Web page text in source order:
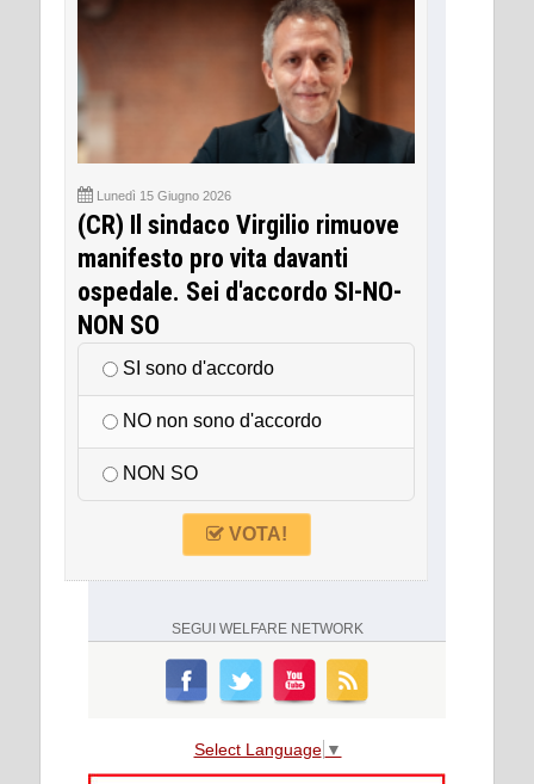
Lunedì 15 Giugno 2026
(CR) Il sindaco Virgilio rimuove
manifesto pro vita davanti
ospedale. Sei d'accordo SI-NO-
NON SO
SI sono d'accordo
NO non sono d'accordo
NON SO
VOTA!
SEGUI WELFARE NETWORK
Select Language ▼